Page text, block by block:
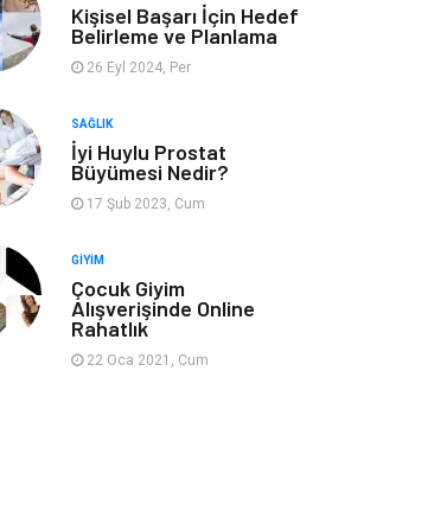
Astroloji
Spor Malzemeleri
Giyim İnternet
Gayrimenkul
Kişisel Başarı İçin Hedef
Belirleme ve Planlama
26 Eyl 2024, Per
SAĞLIK
İyi Huylu Prostat
Büyümesi Nedir?
17 Şub 2023, Cum
GIYIM
Çocuk Giyim
Alışverişinde Online
Rahatlık
22 Oca 2021, Cum